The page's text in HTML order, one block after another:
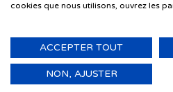
© 1999-2026 IMMIGRER.COM INC.
cookies que nous utilisons, ouvrez les
ACCEPTER TOUT
NON, AJUSTER